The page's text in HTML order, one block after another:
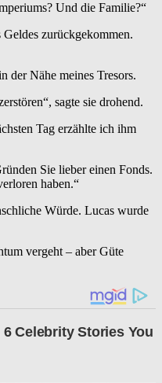
Und die Familie?“
zurückgekommen.
der Nähe meines Tresors.
sagte sie drohend.
Tag erzählte ich ihm
Sie lieber einen Fonds.
haben.“
Würde. Lucas wurde
vergeht – aber Güte